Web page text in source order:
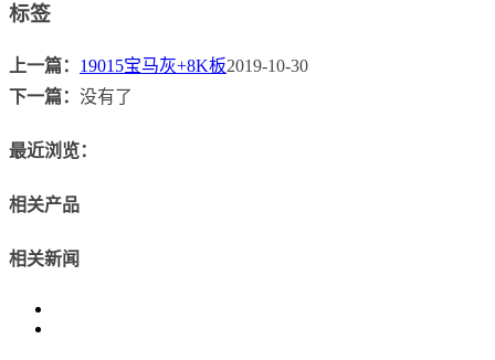
标签
上一篇： 19015宝马灰+8K板2019-10-30
下一篇： 没有了
最近浏览：
相关产品
相关新闻